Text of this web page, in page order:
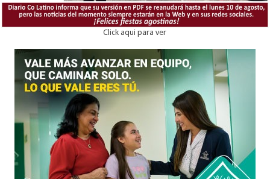
Click aqui para ver